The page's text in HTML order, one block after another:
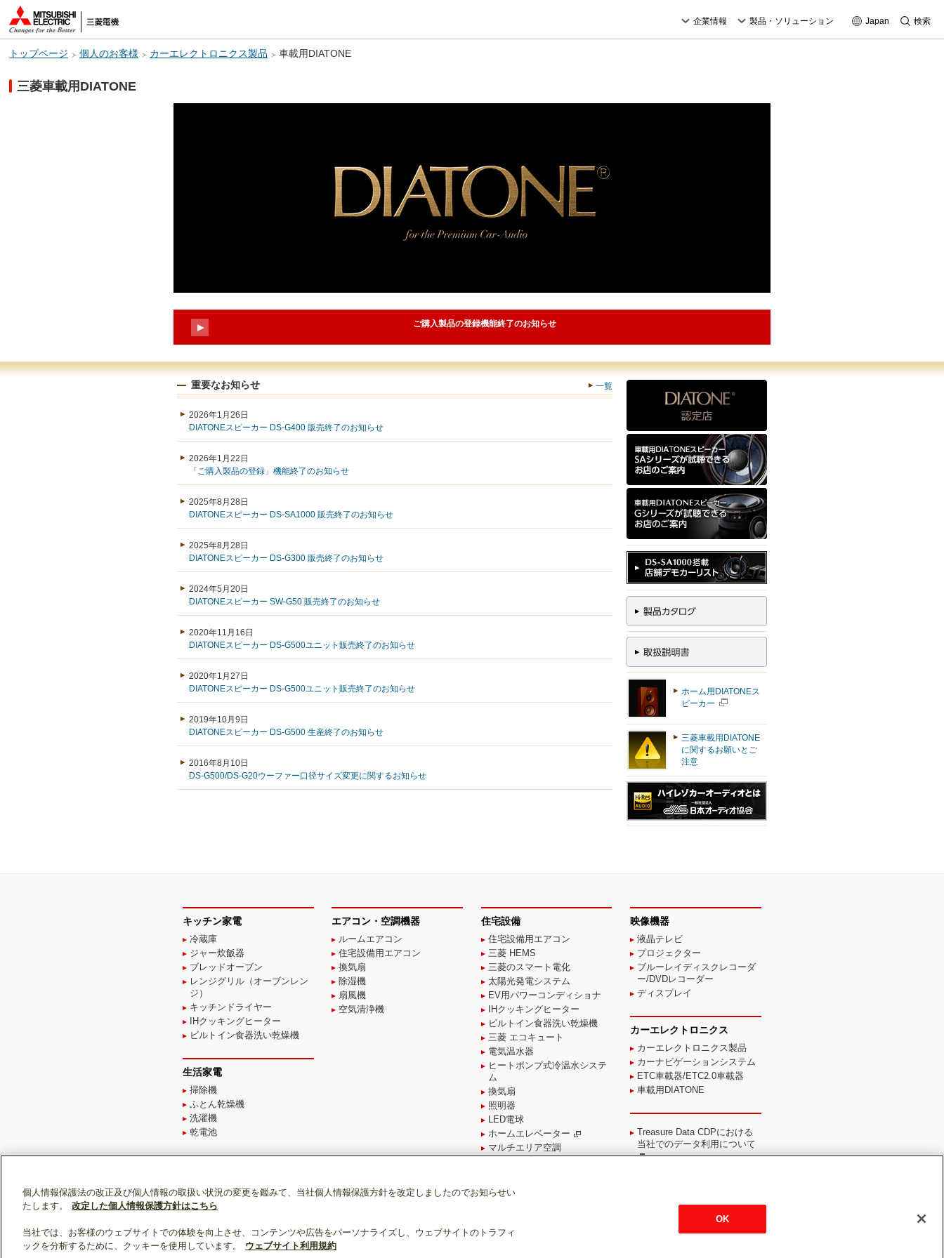
企業情報 製品・ソリューション Japan 検索
トップページ 個人のお客様 カーエレクトロニクス製品 車載用DIATONE
三菱車載用DIATONE
ご購入製品の登録機能終了のお知らせ
重要なお知らせ 一覧
2026年1月26日
DIATONEスピーカー DS-G400 販売終了のお知らせ
2026年1月22日
「ご購入製品の登録」機能終了のお知らせ
2025年8月28日
DIATONEスピーカー DS-SA1000 販売終了のお知らせ
2025年8月28日
DIATONEスピーカー DS-G300 販売終了のお知らせ
2024年5月20日
DIATONEスピーカー SW-G50 販売終了のお知らせ
2020年11月16日
DIATONEスピーカー DS-G500ユニット販売終了のお知らせ
2020年1月27日
DIATONEスピーカー DS-G500ユニット販売終了のお知らせ
2019年10月9日
DIATONEスピーカー DS-G500 生産終了のお知らせ
2016年8月10日
DS-G500/DS-G20ウーファー口径サイズ変更に関するお知らせ
ホーム用DIATONEス
ピーカー
三菱車載用DIATONE
に関するお願いとご
注意
キッチン家電
冷蔵庫
ジャー炊飯器
ブレッドオーブン
レンジグリル（オーブンレン
ジ）
キッチンドライヤー
IHクッキングヒーター
ビルトイン食器洗い乾燥機
生活家電
掃除機
ふとん乾燥機
洗濯機
乾電池
エアコン・空調機器
ルームエアコン
住宅設備用エアコン
換気扇
除湿機
扇風機
空気清浄機
住宅設備
住宅設備用エアコン
三菱 HEMS
三菱のスマート電化
太陽光発電システム
EV用パワーコンディショナ
IHクッキングヒーター
ビルトイン食器洗い乾燥機
三菱 エコキュート
電気温水器
ヒートポンプ式冷温水システ
ム
換気扇
照明器
LED電球
ホームエレベーター
マルチエリア空調
映像機器
液晶テレビ
プロジェクター
ブルーレイディスクレコーダ
ー/DVDレコーダー
ディスプレイ
カーエレクトロニクス
カーエレクトロニクス製品
カーナビゲーションシステム
ETC車載器/ETC2.0車載器
車載用DIATONE
Treasure Data CDPにおける
当社でのデータ利用について
個人情報保護法の改正及び個人情報の取扱い状況の変更を鑑みて、当社個人情報保護方針を改定しましたのでお知らせい
たします。
改定した個人情報保護方針はこちら
当社では、お客様のウェブサイトでの体験を向上させ、コンテンツや広告をパーソナライズし、ウェブサイトのトラフィ
ックを分析するために、クッキーを使用しています。
ウェブサイト利用規約
OK